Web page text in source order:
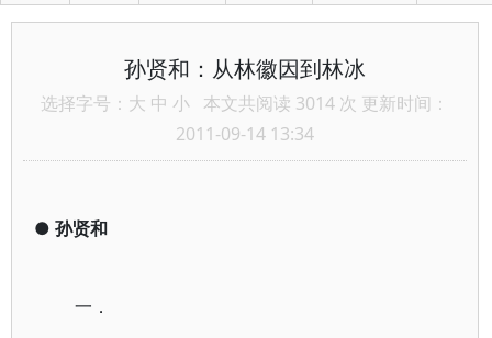
孙贤和：从林徽因到林冰
选择字号： 大 中 小 本文共阅读 3014 次 更新时间：
2011-09-14 13:34
● 孙贤和
一．